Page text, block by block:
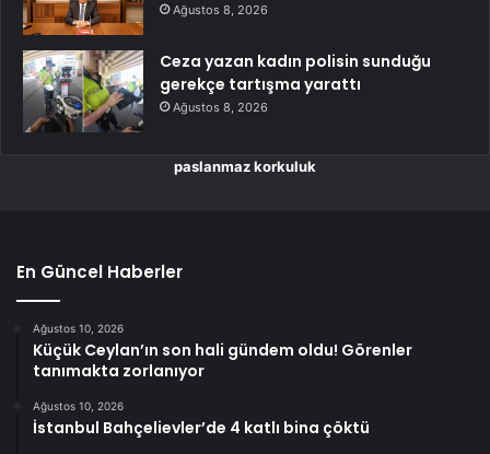
Ağustos 8, 2026
Ceza yazan kadın polisin sunduğu
gerekçe tartışma yarattı
Ağustos 8, 2026
paslanmaz korkuluk
En Güncel Haberler
Ağustos 10, 2026
Küçük Ceylan’ın son hali gündem oldu! Görenler
tanımakta zorlanıyor
Ağustos 10, 2026
İstanbul Bahçelievler’de 4 katlı bina çöktü